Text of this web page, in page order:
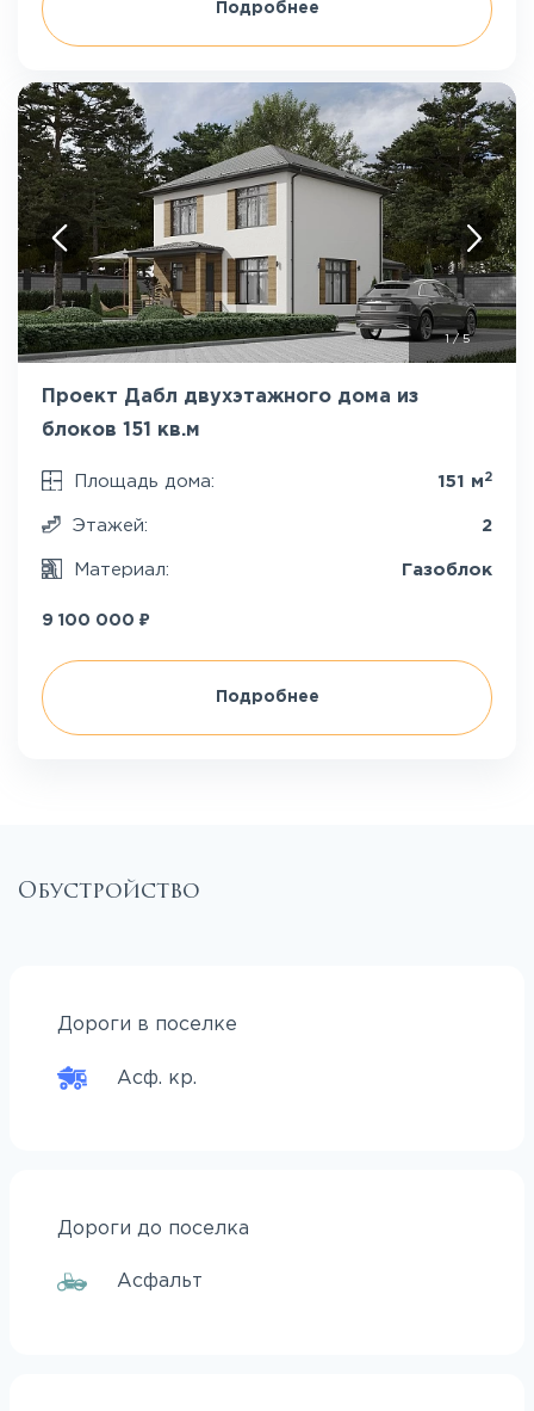
Подробнее
1/5
Проект Дабл двухэтажного дома из
блоков 151 кв.м
Площадь дома: 151 м 2
Этажей: 2
Материал: Газоблок
9 100 000 ₽
Подробнее
Обустройство
Дороги в поселке
Асф. кр.
Дороги до поселка
Асфальт